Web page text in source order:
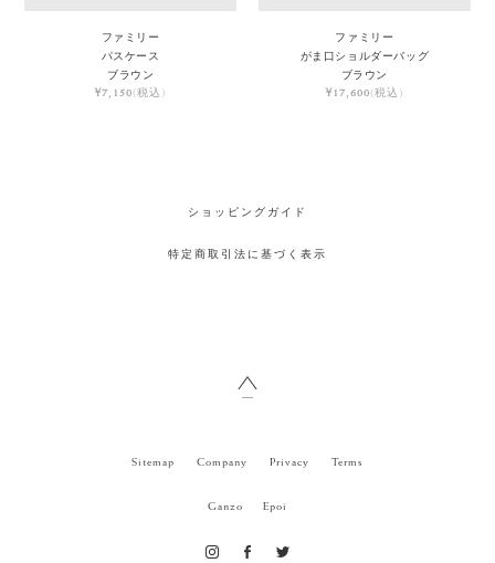
ファミリー
パスケース
ブラウン
¥7,150(税込)
ファミリー
がま口ショルダーバッグ
ブラウン
¥17,600(税込)
ショッピングガイド
特定商取引法に基づく表示
Sitemap Company Privacy Terms
Ganzo Epoi